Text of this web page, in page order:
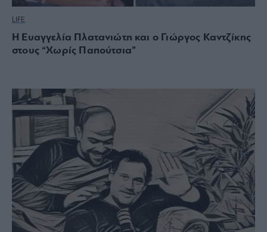
LIFE
Η Ευαγγελία Πλατανιώτη και ο Γιώργος Καντζίκης
στους “Χωρίς Παπούτσια”